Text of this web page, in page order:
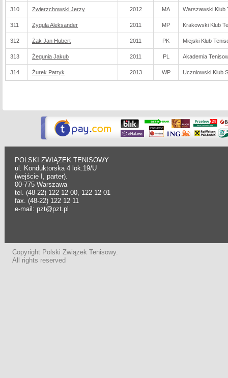
310 Zwierzchowski Jerzy 2012 MA Warszawski Klub
311 Zyguła Aleksander 2011 MP Krakowski Klub
312 Żak Jan Hubert 2011 PK Miejski Klub
313 Żegunia Jakub 2011 PL Akademia
314 Żurek Patryk 2013 WP Uczniowski Klub
POLSKI ZWIĄZEK TENISOWY
ul. Konduktorska 4 lok.19/U
(wejście I, parter).
00-775 Warszawa
tel. (48-22) 122 12 00, 122 12 01
fax. (48-22) 122 12 11
e-mail: pzt@pzt.pl
Copyright Polski Związek Tenisowy.
All rights reserved